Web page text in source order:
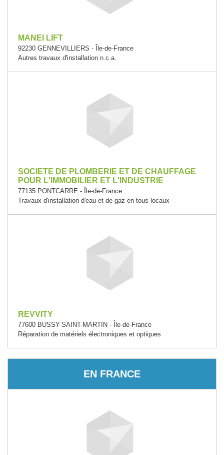
MANEI LIFT
92230 GENNEVILLIERS - Île-de-France
Autres travaux d'installation n.c.a.
SOCIETE DE PLOMBERIE ET DE CHAUFFAGE
POUR L'IMMOBILIER ET L'INDUSTRIE
77135 PONTCARRE - Île-de-France
Travaux d'installation d'eau et de gaz en tous locaux
REVVITY
77600 BUSSY-SAINT-MARTIN - Île-de-France
Réparation de matériels électroniques et optiques
EN FRANCE